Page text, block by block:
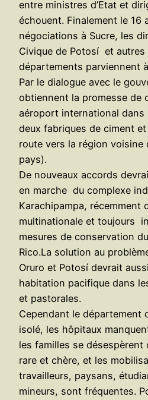
entre ministres d’Etat et
échouent. Finalement le 16
négociations à Sucre, les
Civique de Potosí et autres
départements parviennent
Par le dialogue avec le
obtiennent la promesse de
aéroport international dans
deux fabriques de ciment et
route vers la région voisine
pays).
De nouveaux accords
en marche du complexe
Karachipampa, récemment
multinationale et toujours
mesures de conservation
Rico.La solution au
Oruro et Potosí devrait
habitation pacifique dans
et pastorales.
Cependant le département
isolé, les hôpitaux
les familles se désespèrent
rare et chère, et les
travailleurs, paysans,
mineurs, sont fréquentes.